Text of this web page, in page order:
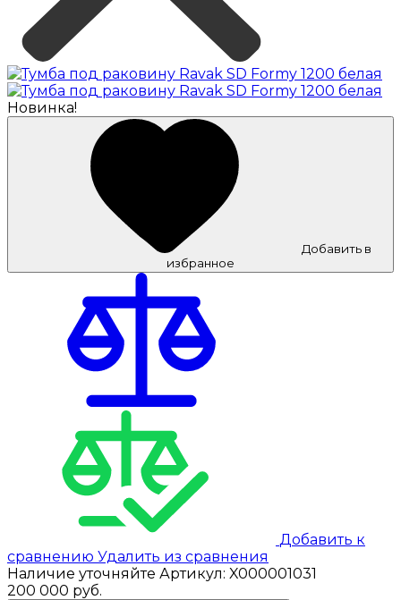
Новинка!
Добавить в
избранное
Добавить к
сравнению Удалить из сравнения
Наличие уточняйте Артикул: X000001031
200 000 руб.